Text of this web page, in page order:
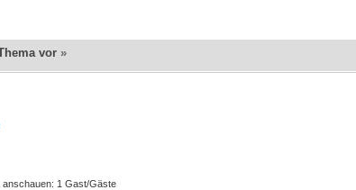
vor »
anschauen: 1 Gast/Gäste